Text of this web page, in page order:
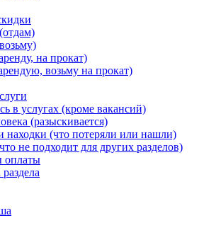
на прокат)
возьму на прокат)
в услугах (кроме вакансий)
(разыскивается)
находки (что потеряли или нашли)
не подходит для других разделов)
оплаты